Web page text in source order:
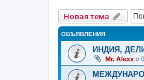
Новая тема
ОБЪЯВЛЕНИЯ
ИНДИЯ,
Mr. Alexx »